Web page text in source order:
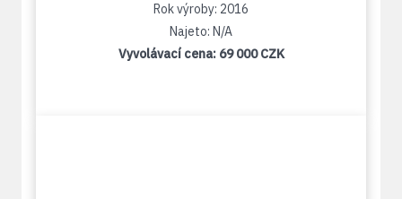
Rok výroby: 2016
Najeto: N/A
Vyvolávací cena: 69 000 CZK